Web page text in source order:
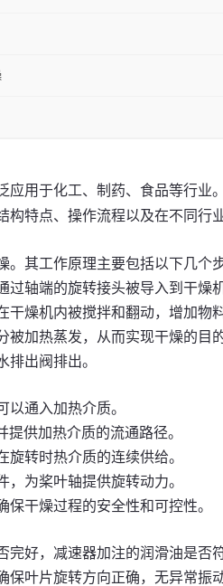
用于化工、制药、食品等行
特点、操作流程以及在不同行
其工作原理主要包括以下几个步
轴端的旋转接头被导入到干燥
燥机内被搅拌和翻动，增加物
加热蒸发，从而实现干燥的目的
出阀排出。
通入加热介质。
供加热介质的流通路径。
转时热介质的连续供给。
为桨叶轴提供旋转动力。
干燥过程的安全性和可控性。
好，减速器加注的润滑油是否
叶片旋转方向正确，无异常振